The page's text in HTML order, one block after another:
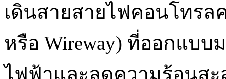
เดินสายสายไฟคอนโทรลค
หรือ Wireway) ที่ออกแบบ
ไฟฟ้าและลดความร้อนสะ